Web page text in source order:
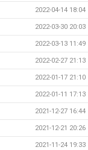
2022-04-14 18:04
2022-03-30 20:03
2022-03-13 11:49
2022-02-27 21:13
2022-01-17 21:10
2022-01-11 17:13
2021-12-27 16:44
2021-12-21 20:26
2021-11-24 19:33